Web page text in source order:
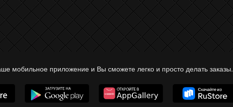
мобильное приложение и Вы сможете легко и просто делать заказы.